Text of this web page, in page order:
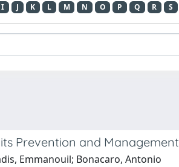
I J K L M N O P Q R S
Prevention and Management
Emmanouil; Bonacaro, Antonio